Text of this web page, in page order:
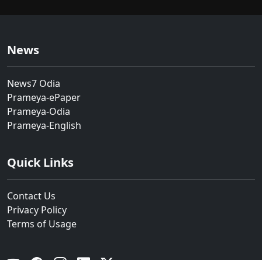
News
News7 Odia
Prameya-ePaper
Prameya-Odia
Prameya-English
Quick Links
Contact Us
Privacy Policy
Terms of Usage
YouTube Facebook Instagram Linkedin